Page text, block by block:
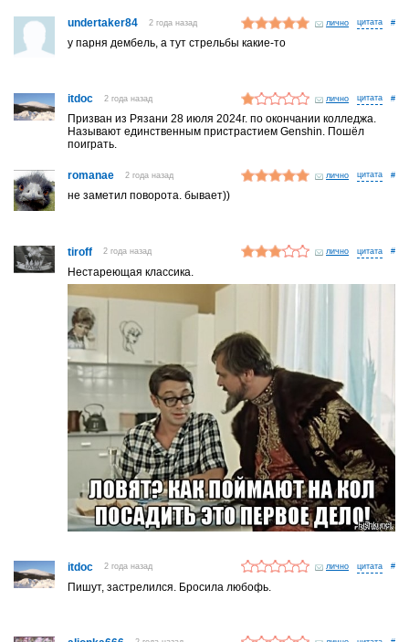
undertaker84 2 года назад лично #
у парня дембель, а тут стрельбы какие-то
itdoc 2 года назад лично #
Призван из Рязани 28 июля 2024г. по окончании колледжа.
Называют единственным пристрастием Genshin. Пошёл
поиграть.
romanae 2 года назад лично #
не заметил поворота. бывает))
tiroff 2 года назад лично #
Нестареющая классика.
itdoc 2 года назад лично #
Пишут, застрелился. Бросила любофь.